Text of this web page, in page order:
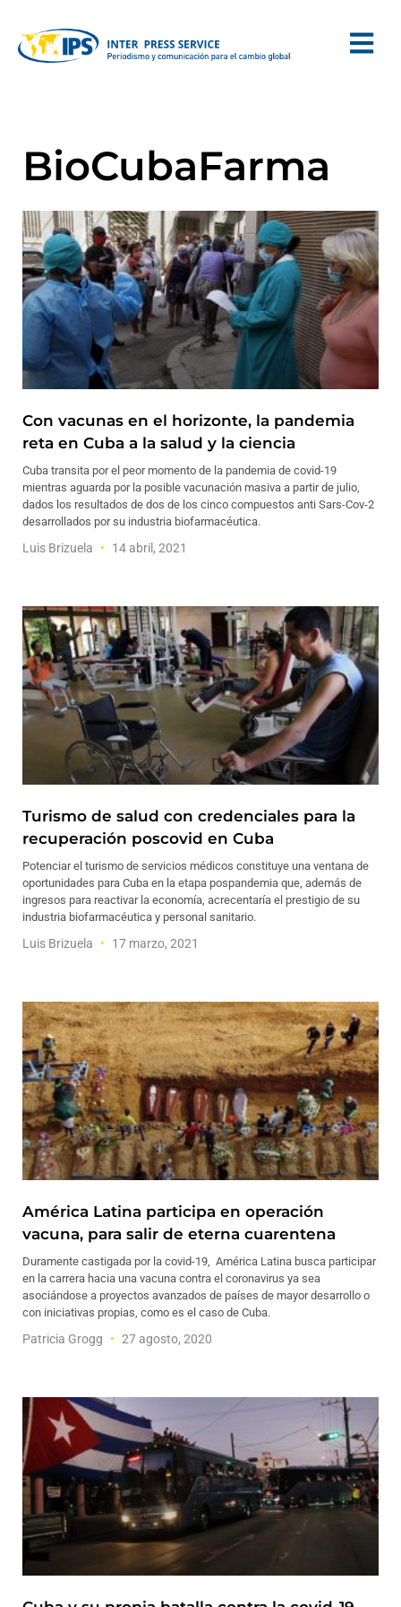
BioCubaFarma
Con vacunas en el horizonte, la pandemia
reta en Cuba a la salud y la ciencia
Cuba transita por el peor momento de la pandemia de covid-19
mientras aguarda por la posible vacunación masiva a partir de julio,
dados los resultados de dos de los cinco compuestos anti Sars-Cov-2
desarrollados por su industria biofarmacéutica.
Luis Brizuela 14 abril, 2021
Turismo de salud con credenciales para la
recuperación poscovid en Cuba
Potenciar el turismo de servicios médicos constituye una ventana de
oportunidades para Cuba en la etapa pospandemia que, además de
ingresos para reactivar la economía, acrecentaría el prestigio de su
industria biofarmacéutica y personal sanitario.
Luis Brizuela 17 marzo, 2021
América Latina participa en operación
vacuna, para salir de eterna cuarentena
Duramente castigada por la covid-19, América Latina busca participar
en la carrera hacia una vacuna contra el coronavirus ya sea
asociándose a proyectos avanzados de países de mayor desarrollo o
con iniciativas propias, como es el caso de Cuba.
Patricia Grogg 27 agosto, 2020